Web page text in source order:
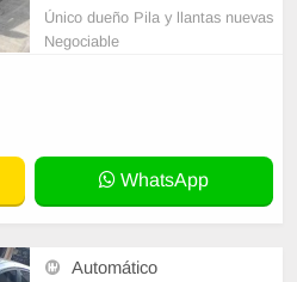
Único dueño Pila y llantas nuevas
Negociable
WhatsApp
Automático